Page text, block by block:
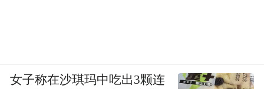
女子称在沙琪玛中吃出3颗连